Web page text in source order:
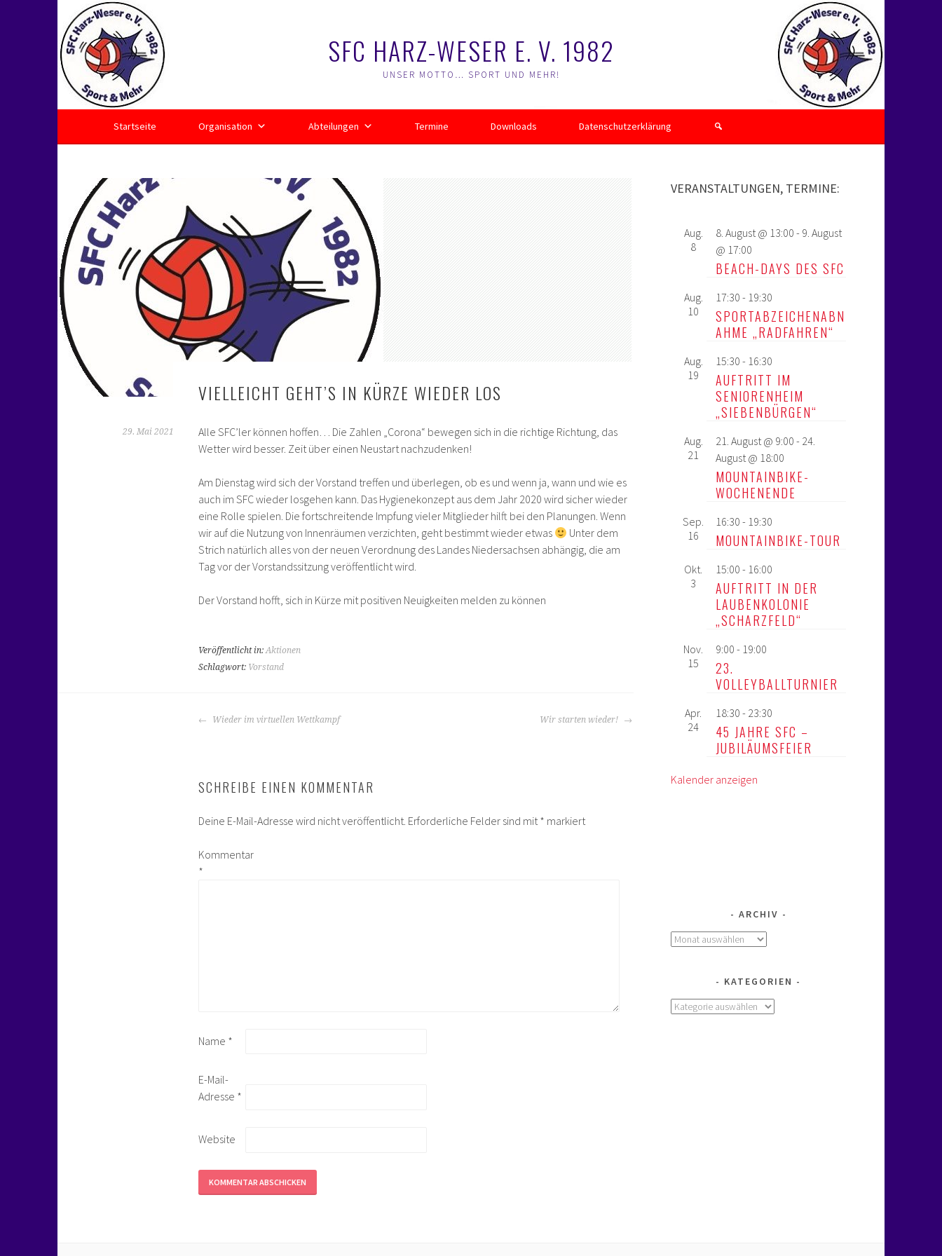
Springe
zum
Inhalt
SFC HARZ-WESER E. V. 1982
UNSER MOTTO… SPORT UND MEHR!
Startseite Organisation Abteilungen Termine Downloads Datenschutzerklärung
VIELLEICHT GEHT’S IN KÜRZE WIEDER LOS
29. Mai 2021
Alle SFC’ler können hoffen… Die Zahlen „Corona“ bewegen sich in die richtige Richtung, das
Wetter wird besser. Zeit über einen Neustart nachzudenken!
Am Dienstag wird sich der Vorstand treffen und überlegen, ob es und wenn ja, wann und wie es
auch im SFC wieder losgehen kann. Das Hygienekonzept aus dem Jahr 2020 wird sicher wieder
eine Rolle spielen. Die fortschreitende Impfung vieler Mitglieder hilft bei den Planungen. Wenn
wir auf die Nutzung von Innenräumen verzichten, geht bestimmt wieder etwas
Unter dem
Strich natürlich alles von der neuen Verordnung des Landes Niedersachsen abhängig, die am
Tag vor der Vorstandssitzung veröffentlicht wird.
Der Vorstand hofft, sich in Kürze mit positiven Neuigkeiten melden zu können
Veröffentlicht in:Aktionen
Schlagwort: Vorstand
BEITRAGS-
Wieder im virtuellen Wettkampf Wir starten wieder!
SCHREIBE EINEN KOMMENTAR
Deine E-Mail-Adresse wird nicht veröffentlicht. Erforderliche Felder sind mit * markiert
Kommentar
*
Name *
E-Mail-
Adresse *
Website
VERANSTALTUNGEN, TERMINE:
Aug.
8
8. August @ 13:00 - 9. August
@ 17:00
BEACH-DAYS DES SFC
Aug.
10
17:30 - 19:30
SPORTABZEICHENABN
AHME „RADFAHREN“
Aug.
19
15:30 - 16:30
AUFTRITT IM
SENIORENHEIM
„SIEBENBÜRGEN“
Aug.
21
21. August @ 9:00 - 24.
August @ 18:00
MOUNTAINBIKE-
WOCHENENDE
Sep.
16
16:30 - 19:30
MOUNTAINBIKE-TOUR
Okt.
3
15:00 - 16:00
AUFTRITT IN DER
LAUBENKOLONIE
„SCHARZFELD“
Nov.
15
9:00 - 19:00
23.
VOLLEYBALLTURNIER
Apr.
24
18:30 - 23:30
45 JAHRE SFC –
JUBILÄUMSFEIER
Kalender anzeigen
ARCHIV
Archiv
KATEGORIEN
Kategorien